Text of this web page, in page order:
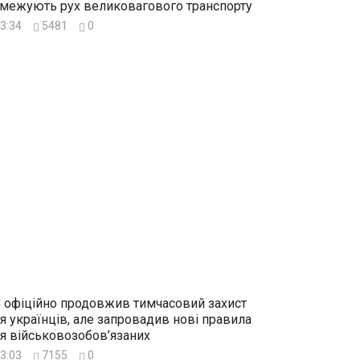
рух великовагового транспорту
5481 0
продовжив тимчасовий захист
українців, але запровадив нові правила
військовозобов’язаних
7155 0